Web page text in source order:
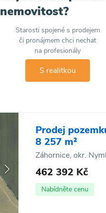
nemovitost?
Starosti spojené s prodejem
či pronájmem chci nechat
na profesionály
S realitkou
Prodej
8 257 m²
Záhornice, okr.
462 392 Kč
Nabídněte cenu